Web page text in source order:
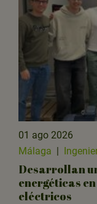
01 ago 2026
Málaga |
Desarrollan
energéticas
eléctricos